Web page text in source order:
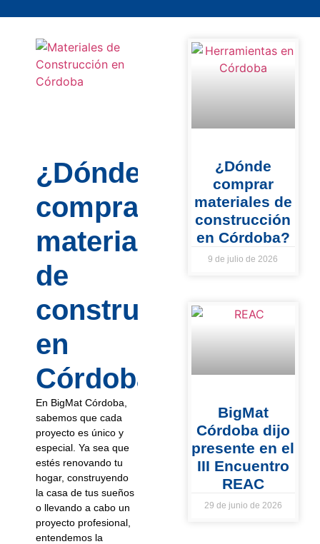
¿Dónde
comprar
materiales
de
construcción
en
Córdoba?
En BigMat Córdoba,
sabemos que cada
proyecto es único y
especial. Ya sea que
estés renovando tu
hogar, construyendo
la casa de tus sueños
o llevando a cabo un
proyecto profesional,
entendemos la
¿Dónde
comprar
materiales de
construcción
en Córdoba?
9 de julio de 2026
BigMat
Córdoba dijo
presente en el
III Encuentro
REAC
29 de junio de 2026